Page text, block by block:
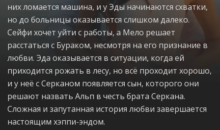
них ломается машина, и у Эды начинаются схватки,
но до больницы оказывается слишком далеко.
Сейфи хочет уйти с работы, а Мело решает
расстаться с Бураком, несмотря на его признание в
любви. Эда оказывается в ситуации, когда ей
приходится рожать в лесу, но всё проходит хорошо,
и у неё с Серканом появляется сын, которого они
решают назвать Альп в честь брата Серкана.
Сложная и запутанная история любви завершается
настоящим хэппи-эндом.